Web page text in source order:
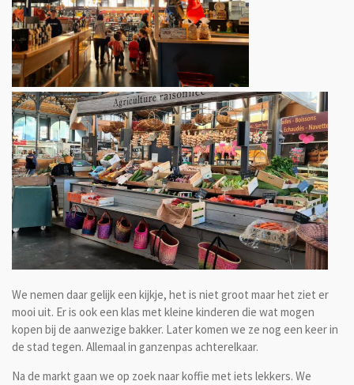
We nemen daar gelijk een kijkje, het is niet groot maar het ziet er
mooi uit. Er is ook een klas met kleine kinderen die wat mogen
kopen bij de aanwezige bakker. Later komen we ze nog een keer in
de stad tegen. Allemaal in ganzenpas achterelkaar.
Na de markt gaan we op zoek naar koffie met iets lekkers. We